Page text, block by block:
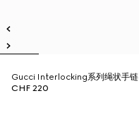
Gucci Interlocking系列绳状手链
CHF 220